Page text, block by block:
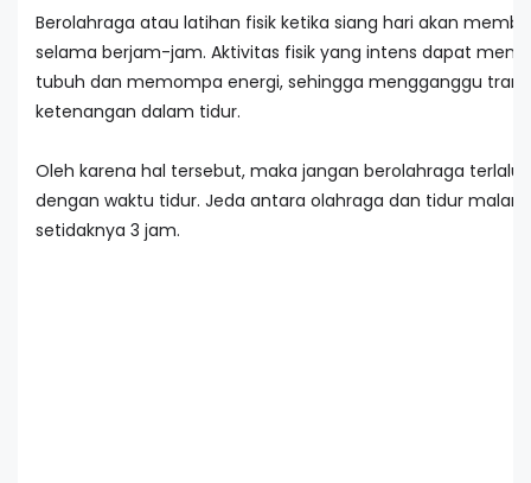
Berolahraga atau latihan fisik ketika siang hari akan
selama berjam-jam. Aktivitas fisik yang intens dapat
tubuh dan memompa energi, sehingga mengganggu
ketenangan dalam tidur.
Oleh karena hal tersebut, maka jangan berolahraga terlalu
dengan waktu tidur. Jeda antara olahraga dan tidur
setidaknya 3 jam.